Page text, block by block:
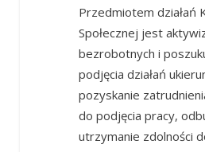
Przedmiotem działań
Społecznej jest
bezrobotnych i
podjęcia działań
pozyskanie
do podjęcia pracy,
utrzymanie zdolności